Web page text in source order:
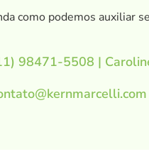
como podemos auxiliar
98471-5508 |